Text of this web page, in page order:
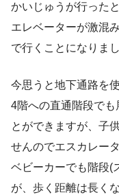
かいじゅうが行った
エレベーターが激混
で行くことになりまし
今思うと地下通路を
4階への直通階段でも
とができますが、子
せんのでエスカレー
ベビーカーでも階段(
が、歩く距離は長く